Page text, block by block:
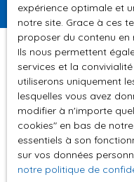
Pertinence
Trier par
expérience optimale et
notre site. Grace à ces
proposer du contenu
Ils nous permettent
services et la
utiliserons uniquement
lesquelles vous avez
modifier à n'importe
cookies″ en bas de
essentiels à son
sur vos données
notre politique de